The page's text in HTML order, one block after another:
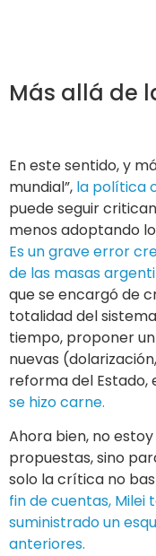
Más allá de
En este sentido, y
mundial”, la política
puede seguir
menos adoptando
Es un grave error
de las masas
que se encargó de
totalidad del
tiempo, proponer
nuevas
reforma del Estado,
se hizo carne.
Ahora bien, no
propuestas, sino
solo la crítica no
fin de cuentas,
suministrado un
anteriores.